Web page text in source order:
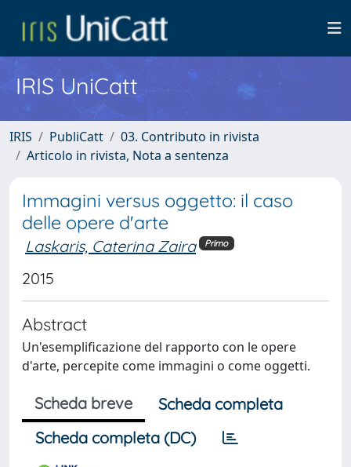
IRIS UniCatt
IRIS PubliCatt
03. Contributo in rivista
Articolo in rivista, Nota a sentenza
Immagini versus oggetto: il caso
delle opere d'arte
Laskaris, Caterina Zaira Primo
2015
Abstract
Un'esemplificazione del rapporto con le opere
d'arte, percepite come immagini o come oggetti.
Scheda breve
Scheda completa
Scheda completa (DC)